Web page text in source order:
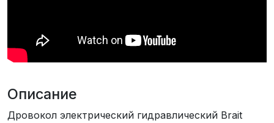
Описание
Дровокол электрический гидравлический Brait